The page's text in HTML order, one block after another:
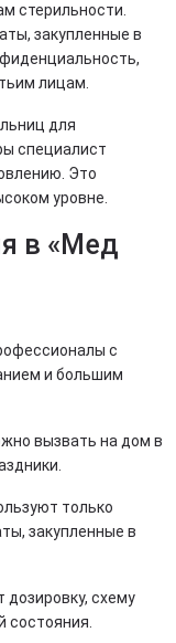
стерильности.
закупленные в
лицам.
для
специалист
Это
уровне.
в «Мед
с
и большим
вызвать на дом в
только
закупленные в
схему
состояния.